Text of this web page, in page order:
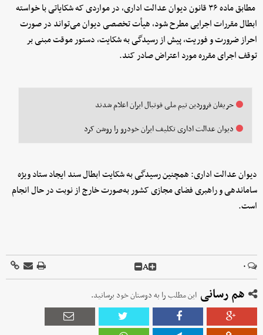
مطابق ماده ۳۶ قانون دیوان عدالت اداری، در مواردی که شکایاتی با خواسته
ابطال مقررات اجرایی مطرح شود، هیأت تخصصی دیوان می‌تواند در صورت
احراز ضرورت و فوریت، پیش از رسیدگی به شکایت، دستور موقت مبنی بر
توقف اجرای مقرره مورد اعتراض صادر کند.
حریفان فروردین تیم ملی فوتبال ایران اعلام شدند
دیوان عدالت اداری تکلیف ایران خودرو را روشن کرد
دیوان عدالت اداری: همچنین رسیدگی به شکایت ابطال سند ایجاد ستاد ویژه
ساماندهی و راهبری فضای مجازی کشور به‌صورت خارج از نوبت در حال انجام
است.
۰ A
هم رسانی این مطلب را به دوستان خود برسانید.